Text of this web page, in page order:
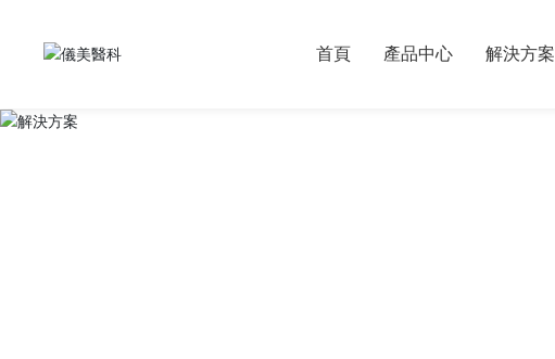
首頁 產品中心 解決方案